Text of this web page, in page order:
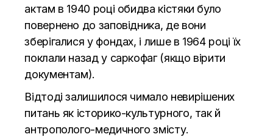
актам в 1940 році обидва кістяки було
повернено до заповідника, де вони
зберігалися у фондах, і лише в 1964 році їх
поклали назад у саркофаг (якщо вірити
документам).
Відтоді залишилося чимало невирішених
питань як історико-культурного, так й
антрополого-медичного змісту.